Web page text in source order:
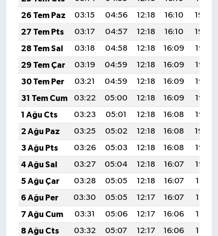
26 Tem Paz
03:15 04:56 12:18 16:10
19:30
27 Tem Pts
03:17 04:57 12:18 16:10
19:29
28 Tem Sal
03:18 04:58 12:18 16:09
19:28
29 Tem Çar
03:19 04:59 12:18 16:09
19:27
30 Tem Per
03:21 04:59 12:18 16:09
19:27
31 Tem Cum
03:22 05:00 12:18 16:09
19:26
1 Ağu Cts
03:23 05:01 12:18 16:08
19:25
2 Ağu Paz
03:25 05:02 12:18 16:08
19:24
3 Ağu Pts
03:26 05:03 12:18 16:08
19:23
4 Ağu Sal
03:27 05:04 12:18 16:07
19:22
5 Ağu Çar
03:28 05:05 12:18 16:07
19:21
6 Ağu Per
03:30 05:05 12:17 16:07
19:19
7 Ağu Cum
03:31 05:06 12:17 16:06
19:18
8 Ağu Cts
03:32 05:07 12:17 16:06
19:17